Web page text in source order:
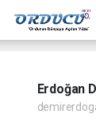
Erdoğan